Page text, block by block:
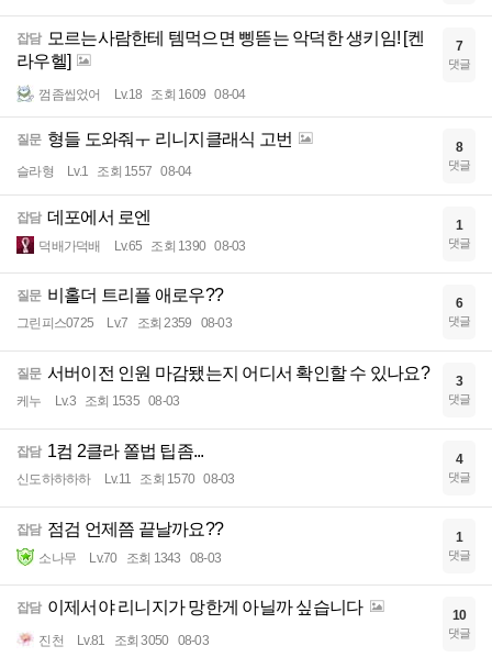
잡담
모르는사람한테 템먹으면 삥뜯는 악덕한 생키임! [켄
라우헬]
껌좀씹었어 Lv.18 조회 1609 08-04
7
댓글
질문 형들 도와줘ㅜ 리니지클래식 고번
슬라형 Lv.1 조회 1557 08-04
8
댓글
잡담 데포에서 로엔
덕배가덕배 Lv.65 조회 1390 08-03
1
댓글
질문 비홀더 트리플 애로우??
그린피스0725 Lv.7 조회 2359 08-03
6
댓글
질문 서버이전 인원 마감됐는지 어디서 확인할 수 있나요?
케누 Lv.3 조회 1535 08-03
3
댓글
잡담 1컴 2클라 쫄법 팁좀...
신도하하하하 Lv.11 조회 1570 08-03
4
댓글
잡담 점검 언제쯤 끝날까요??
소나무 Lv.70 조회 1343 08-03
1
댓글
잡담 이제서야 리니지가 망한게 아닐까 싶습니다
진천 Lv.81 조회 3050 08-03
10
댓글